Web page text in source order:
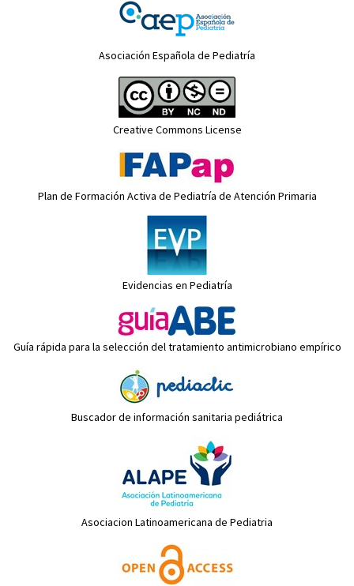
Asociación Española de Pediatría
Creative Commons License
Plan de Formación Activa de Pediatría de Atención Primaria
Evidencias en Pediatría
Guía rápida para la selección del tratamiento antimicrobiano empírico
Buscador de información sanitaria pediátrica
Asociacion Latinoamericana de Pediatria